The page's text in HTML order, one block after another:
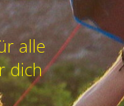
alle
dich